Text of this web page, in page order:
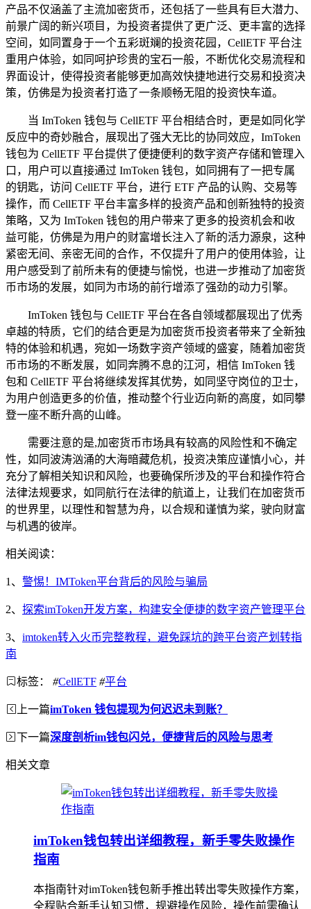
产品不仅涵盖了主流加密货币，还包括了一些具有巨大潜力、
前景广阔的新兴项目，为投资者提供了更广泛、更丰富的选择
空间，如同置身于一个五彩斑斓的投资花园，CellETF 平台注
重用户体验，如同呵护珍贵的宝石一般，不断优化交易流程和
界面设计，使得投资者能够更加高效快捷地进行交易和投资决
策，仿佛是为投资者打造了一条顺畅无阻的投资快车道。
当 ImToken 钱包与 CellETF 平台相结合时，更是如同化学
反应中的奇妙融合，展现出了强大无比的协同效应，ImToken
钱包为 CellETF 平台提供了便捷便利的数字资产存储和管理入
口，用户可以直接通过 ImToken 钱包，如同拥有了一把专属
的钥匙，访问 CellETF 平台，进行 ETF 产品的认购、交易等
操作，而 CellETF 平台丰富多样的投资产品和创新独特的投资
策略，又为 ImToken 钱包的用户带来了更多的投资机会和收
益可能，仿佛是为用户的财富增长注入了新的活力源泉，这种
紧密无间、亲密无间的合作，不仅提升了用户的使用体验，让
用户感受到了前所未有的便捷与愉悦，也进一步推动了加密货
币市场的发展，如同为市场的前行增添了强劲的动力引擎。
ImToken 钱包与 CellETF 平台在各自领域都展现出了优秀
卓越的特质，它们的结合更是为加密货币投资者带来了全新独
特的体验和机遇，宛如一场数字资产领域的盛宴，随着加密货
币市场的不断发展，如同奔腾不息的江河，相信 ImToken 钱
包和 CellETF 平台将继续发挥其优势，如同坚守岗位的卫士，
为用户创造更多的价值，推动整个行业迈向新的高度，如同攀
登一座不断升高的山峰。
需要注意的是,加密货币市场具有较高的风险性和不确定
性，如同波涛汹涌的大海暗藏危机，投资决策应谨慎小心，并
充分了解相关知识和风险，也要确保所涉及的平台和操作符合
法律法规要求，如同航行在法律的航道上，让我们在加密货币
的世界里，以理性和智慧为舟，以合规和谨慎为桨，驶向财富
与机遇的彼岸。
相关阅读：
1、 警惕！IMToken平台背后的风险与骗局
2、 探索imToken开发方案，构建安全便捷的数字资产管理平台
3、 imtoken转入火币完整教程，避免踩坑的跨平台资产划转指
南
标签： #CellETF #平台
上一篇imToken 钱包提现为何迟迟未到账？
下一篇深度剖析im钱包闪兑，便捷背后的风险与思考
相关文章
imToken钱包转出详细教程，新手零失败操作
指南
本指南针对imToken钱包新手推出转出零失败操作方案，
全程贴合新手认知习惯，规避操作风险，操作前需确认